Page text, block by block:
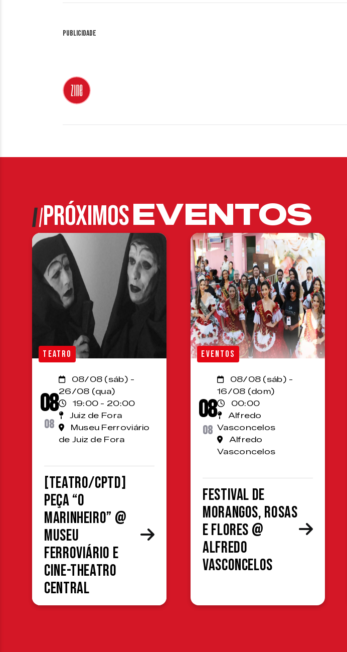
Publicidade
PRÓXIMOSEVENTOS
TEATRO
08
08
08/08 (sáb) -
26/08 (qua)
19:00 - 20:00
Juiz de Fora
Museu Ferroviário
de Juiz de Fora
[TEATRO/CPTD]
Peça “O
Marinheiro” @
Museu
Ferroviário e
Cine-Theatro
Central
EVENTOS
08
08
08/08 (sáb) -
16/08 (dom)
00:00
Alfredo
Vasconcelos
Alfredo
Vasconcelos
Festival de
Morangos, Rosas
e Flores @
Alfredo
Vasconcelos